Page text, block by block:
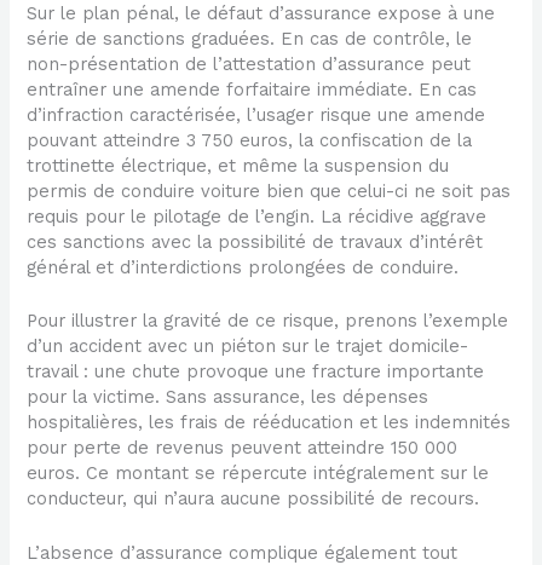
Sur le plan pénal, le défaut d’assurance expose à une
série de sanctions graduées. En cas de contrôle, le
non-présentation de l’attestation d’assurance peut
entraîner une amende forfaitaire immédiate. En cas
d’infraction caractérisée, l’usager risque une amende
pouvant atteindre 3 750 euros, la confiscation de la
trottinette électrique, et même la suspension du
permis de conduire voiture bien que celui-ci ne soit pas
requis pour le pilotage de l’engin. La récidive aggrave
ces sanctions avec la possibilité de travaux d’intérêt
général et d’interdictions prolongées de conduire.
Pour illustrer la gravité de ce risque, prenons l’exemple
d’un accident avec un piéton sur le trajet domicile-
travail : une chute provoque une fracture importante
pour la victime. Sans assurance, les dépenses
hospitalières, les frais de rééducation et les indemnités
pour perte de revenus peuvent atteindre 150 000
euros. Ce montant se répercute intégralement sur le
conducteur, qui n’aura aucune possibilité de recours.
L’absence d’assurance complique également tout